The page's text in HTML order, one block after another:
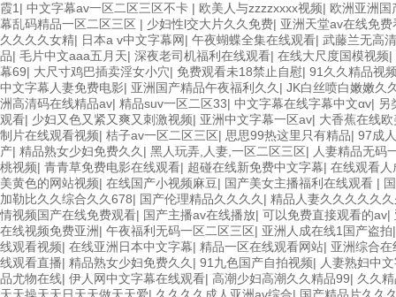
霞1 | 中文字幕av一区二区三区不卡 | 欧美人与zzzzxxxx视频| 欧洲亚洲国
幕乱码精品一区二区三区 | 少妇性l交大片久久免费| 亚洲天堂av在线免费
久久久久女精| 日本a v中文字幕网| 午夜蝴蝶全集在线观看| 武藤兰无高
品| 毛片中文aaa五月天| 深夜老司机福利在线观看| 在线大尺度国模视频|
幕69| 大尺寸鸡巴插卖淫女小穴| 免费观看未18禁止自慰| 91久久精品视
中文字幕人妻免费电影| 亚洲国产精品午夜福利久久 | JK白丝喷白嫩嫩久
洲高清码在线精品av| 精品suv一区二区33| 中文字幕在线字幕中文αv| 另
观看| 少妇又色又紧又爽又刺激视频| 亚洲中文字幕一区av| 大香蕉在线
制片在线观看视频| 桔子av一区二区三区| 思思99热这里只有精品| 97成
产| 精品熟女少妇免费久久 | 黑人玩弄,人妻,一区二区三区| 人妻精品无码
桃视频| 青青草免费电影在线观看| 超碰在线新免费中文字幕| 在线观看人
美黄色的网站视频| 在线国产小视频麻豆| 国产美女主播福利在线观看 |
加勒比久久综合久久678| 国产伦理精品久久久久 | 精品人妻久久久久久
情视频国产在线免费观看| 国产主播av在线播放| 可以免费直接观看的av|
在线视频免费亚洲| 午夜福利无码一区二区三区| 亚洲人成在线1国产盗拍
线观看视频| 在线亚洲日本中文字幕| 精品一区在线观看网站| 亚洲综合
线观看直播| 精品熟女少妇免费久久 | 91九色国产自拍视频| 人妻熟妇中
品尤物在线| 伊人网中文字幕在线观看| 高潮少妇高潮久久精品99| 久久